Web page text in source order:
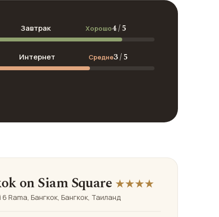
Завтрак Хорошо4 / 5
Интернет Средне3 / 5
on Siam Square ★★★★
Rama, Бангкок, Бангкок, Таиланд